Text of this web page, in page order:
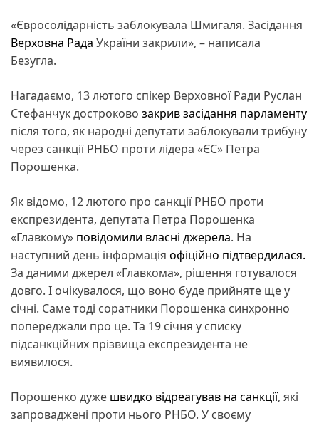
«Євросолідарність заблокувала Шмигаля. Засідання
Верховна Рада України закрили», – написала
Безугла.
Нагадаємо, 13 лютого спікер Верховної Ради Руслан
Стефанчук достроково закрив засідання парламенту
після того, як народні депутати заблокували трибуну
через санкції РНБО проти лідера «ЄС» Петра
Порошенка.
Як відомо, 12 лютого про санкції РНБО проти
експрезидента, депутата Петра Порошенка
«Главкому» повідомили власні джерела. На
наступний день інформація офіційно підтвердилася.
За даними джерел «Главкома», рішення готувалося
довго. І очікувалося, що воно буде прийняте ще у
січні. Саме тоді соратники Порошенка синхронно
попереджали про це. Та 19 січня у списку
підсанкційних прізвища експрезидента не
виявилося.
Порошенко дуже швидко відреагував на санкції, які
запроваджені проти нього РНБО. У своєму